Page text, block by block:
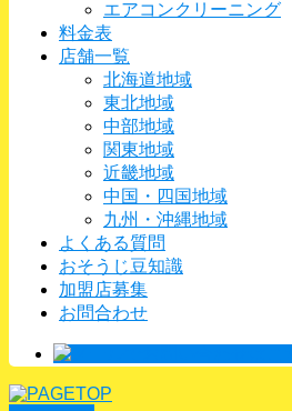
エアコンクリーニング
料金表
店舗一覧
北海道地域
東北地域
中部地域
関東地域
近畿地域
中国・四国地域
九州・沖縄地域
よくある質問
おそうじ豆知識
加盟店募集
お問合わせ